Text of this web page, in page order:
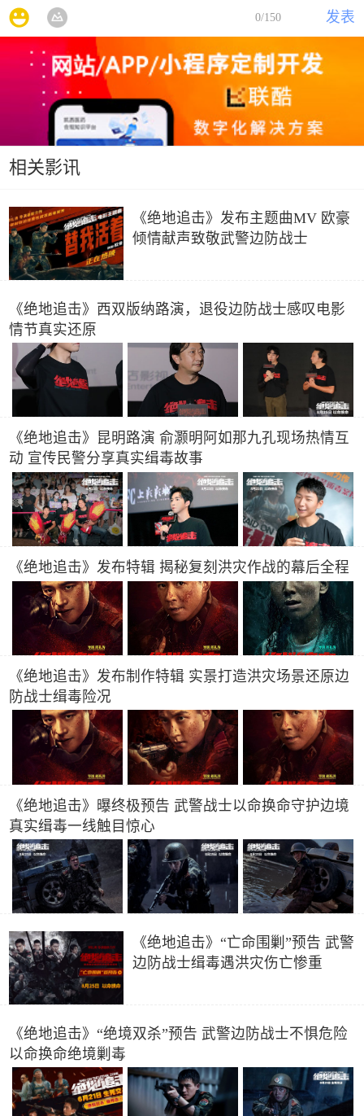
发表
0/150
相关影讯
《绝地追击》发布主题曲MV 欧豪
倾情献声致敬武警边防战士
《绝地追击》西双版纳路演，退役边防战士感叹电影
情节真实还原
《绝地追击》昆明路演 俞灏明阿如那九孔现场热情互
动 宣传民警分享真实缉毒故事
《绝地追击》发布特辑 揭秘复刻洪灾作战的幕后全程
《绝地追击》发布制作特辑 实景打造洪灾场景还原边
防战士缉毒险况
《绝地追击》曝终极预告 武警战士以命换命守护边境
真实缉毒一线触目惊心
《绝地追击》“亡命围剿”预告 武警
边防战士缉毒遇洪灾伤亡惨重
《绝地追击》“绝境双杀”预告 武警边防战士不惧危险
以命换命绝境剿毒